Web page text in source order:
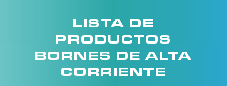
LISTA DE
PRODUCTOS
BORNES DE ALTA
CORRIENTE